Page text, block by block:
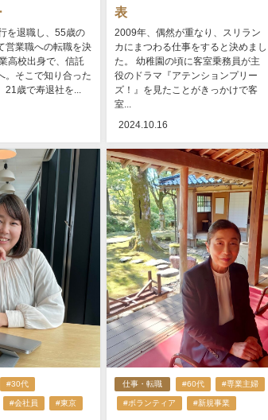
を退職し、55歳の
営業職への転職を決
高校出身で、信託
。そこで知り合った
21歳で寿退社を...
表
2009年、偶然が重なり、スリラン
カにまつわる仕事をすると決めまし
た。 幼稚園の頃に客室乗務員が主
役のドラマ『アテンションプリー
ズ！』を見たことがきっかけで客
室...
2024.10.16
#30代
#会社員 #東京
仕事・転職 #60代 #専業主婦
#ボランティア #新規事業